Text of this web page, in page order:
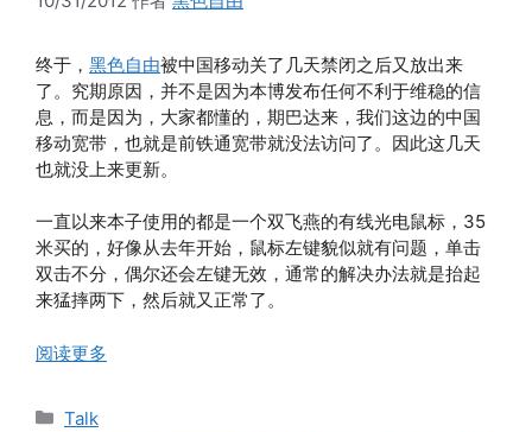
终于， 黑色自由被中国移动关了几天禁闭之后又放出来
了。究期原因，并不是因为本博发布任何不利于维稳的信
息，而是因为，大家都懂的，期巴达来，我们这边的中国
移动宽带，也就是前铁通宽带就没法访问了。因此这几天
也就没上来更新。
一直以来本子使用的都是一个双飞燕的有线光电鼠标，35
米买的，好像从去年开始，鼠标左键貌似就有问题，单击
双击不分，偶尔还会左键无效，通常的解决办法就是抬起
来猛摔两下，然后就又正常了。
阅读更多
分
Talk